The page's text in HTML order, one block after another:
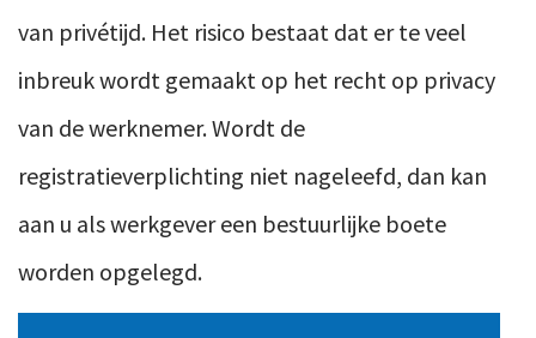
van privétijd. Het risico bestaat dat er te veel
inbreuk wordt gemaakt op het recht op privacy
van de werknemer. Wordt de
registratieverplichting niet nageleefd, dan kan
aan u als werkgever een bestuurlijke boete
worden opgelegd.